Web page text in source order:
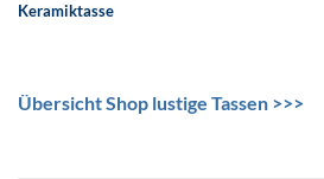
Keramiktasse
Übersicht Shop lustige Tassen >>>